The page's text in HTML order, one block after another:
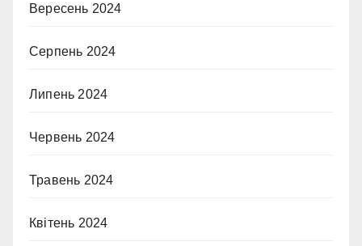
Вересень 2024
Серпень 2024
Липень 2024
Червень 2024
Травень 2024
Квітень 2024